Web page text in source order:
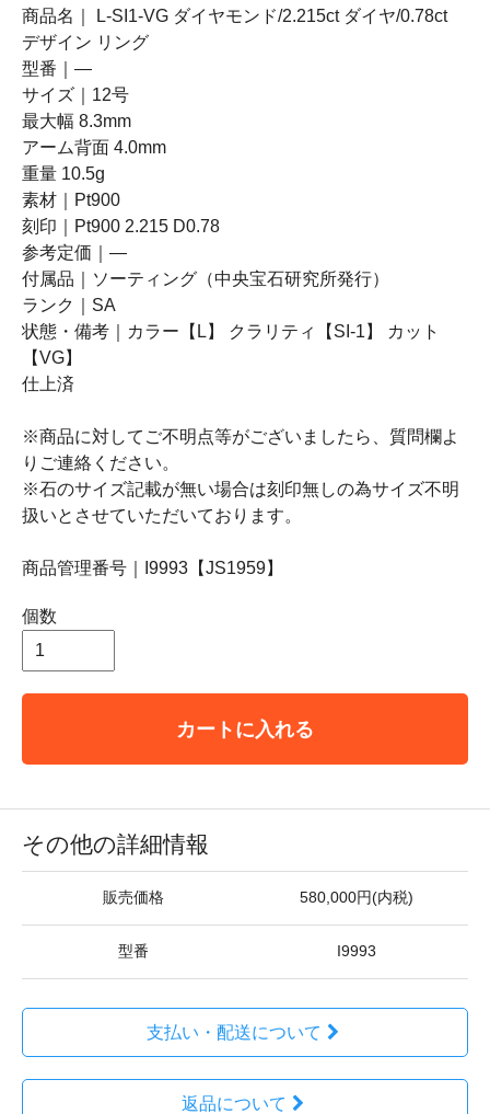
商品名｜ L-SI1-VG ダイヤモンド/2.215ct ダイヤ/0.78ct
デザイン リング
型番｜―
サイズ｜12号
最大幅 8.3mm
アーム背面 4.0mm
重量 10.5g
素材｜Pt900
刻印｜Pt900 2.215 D0.78
参考定価｜―
付属品｜ソーティング（中央宝石研究所発行）
ランク｜SA
状態・備考｜カラー【L】 クラリティ【SI-1】 カット
【VG】
仕上済
※商品に対してご不明点等がございましたら、質問欄よ
りご連絡ください。
※石のサイズ記載が無い場合は刻印無しの為サイズ不明
扱いとさせていただいております。
商品管理番号｜I9993【JS1959】
個数
カートに入れる
その他の詳細情報
販売価格 580,000円(内税)
型番 I9993
支払い・配送について
返品について